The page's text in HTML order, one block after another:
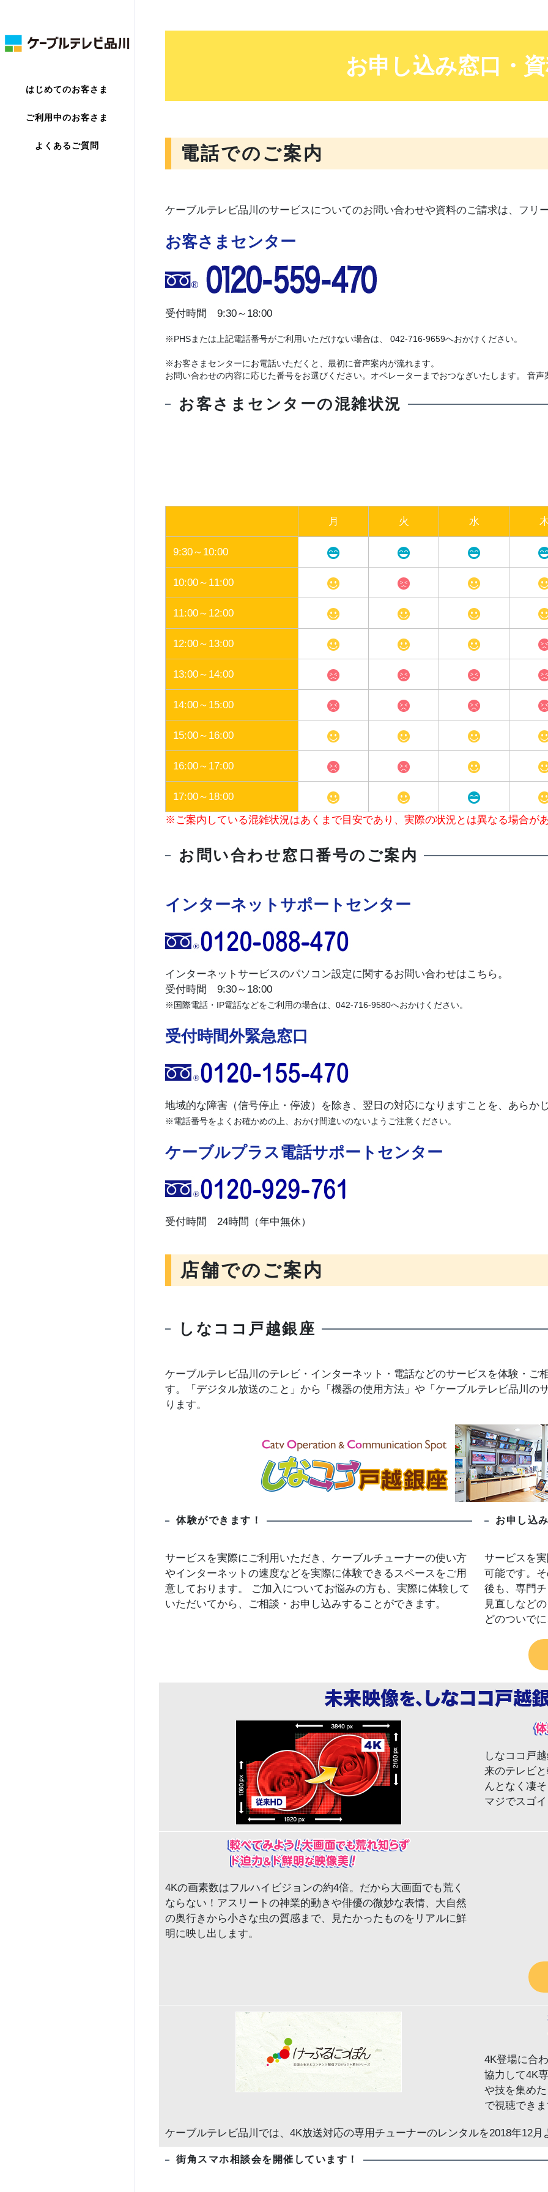
はじめてのお客さま
ご利用中のお客さま
よくあるご質問
お申し込み窓口・
電話でのご案内
ケーブルテレビ品川のサービスについてのお問い合わせや資料のご請求は、フリ
お客さまセンター
受付時間 9:30～18:00
※PHSまたは上記電話番号がご利用いただけない場合は、 042-716-9659へおかけください。
※お客さまセンターにお電話いただくと、最初に音声案内が流れます。
お問い合わせの内容に応じた番号をお選びください。オペレーターまでおつなぎいたします。 音声
お客さまセンターの混雑状況
月 火 水
9:30～10:00
10:00～11:00
11:00～12:00
12:00～13:00
13:00～14:00
14:00～15:00
15:00～16:00
16:00～17:00
17:00～18:00
※ご案内している混雑状況はあくまで目安であり、実際の状況とは異なる場合があ
お問い合わせ窓口番号のご案内
インターネットサポートセンター
インターネットサービスのパソコン設定に関するお問い合わせはこちら。
受付時間 9:30～18:00
※国際電話・IP電話などをご利用の場合は、042-716-9580へおかけください。
受付時間外緊急窓口
地域的な障害（信号停止・停波）を除き、翌日の対応になりますことを、あらか
※電話番号をよくお確かめの上、おかけ間違いのないようご注意ください。
ケーブルプラス電話サポートセンター
受付時間 24時間（年中無休）
店舗でのご案内
しなココ戸越銀座
ケーブルテレビ品川のテレビ・インターネット・電話などのサービスを体験・ご
す。「デジタル放送のこと」から「機器の使用方法」や「ケーブルテレビ品川の
ります。
体験ができます！
サービスを実際にご利用いただき、ケーブルチューナーの使い方
やインターネットの速度などを実際に体験できるスペースをご用
意しております。 ご加入についてお悩みの方も、実際に体験して
いただいてから、ご相談・お申し込みすることができます。
お申し込
サービスを
可能です。
後も、専門
見直しなど
どのついで
しなココ戸
来のテレビ
んとなく凄
マジでスゴ
4Kの画素数はフルハイビジョンの約4倍。だから大画面でも荒く
ならない！アスリートの神業的動きや俳優の微妙な表情、大自然
の奥行きから小さな虫の質感まで、見たかったものをリアルに鮮
明に映し出します。
4K登場に合
協力して4K
や技を集め
で視聴できま
ケーブルテレビ品川では、4K放送対応の専用チューナーのレンタルを2018年12月
街角スマホ相談会を開催しています！